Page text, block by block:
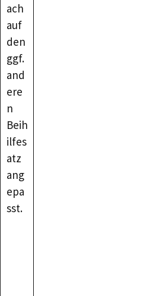
ach
auf
den
ggf.
and
ere
n
Beih
ilfes
atz
ang
epa
sst.